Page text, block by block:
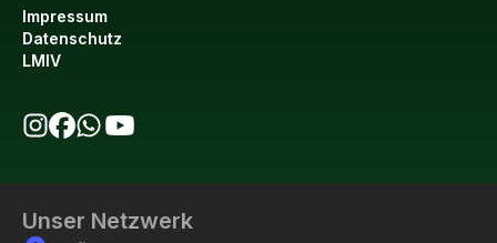
Impressum
Datenschutz
LMIV
Unser Netzwerk